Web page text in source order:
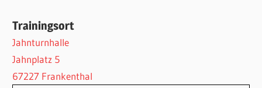
Trainingsort
Jahnturnhalle
Jahnplatz 5
67227 Frankenthal